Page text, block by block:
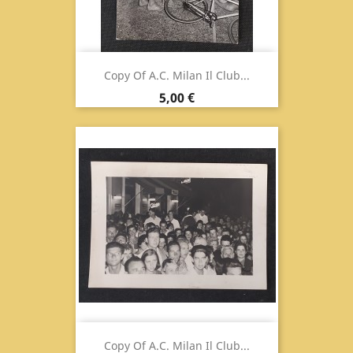
Copy Of A.C. Milan Il Club...
Prix
5,00 €
Copy Of A.C. Milan Il Club...